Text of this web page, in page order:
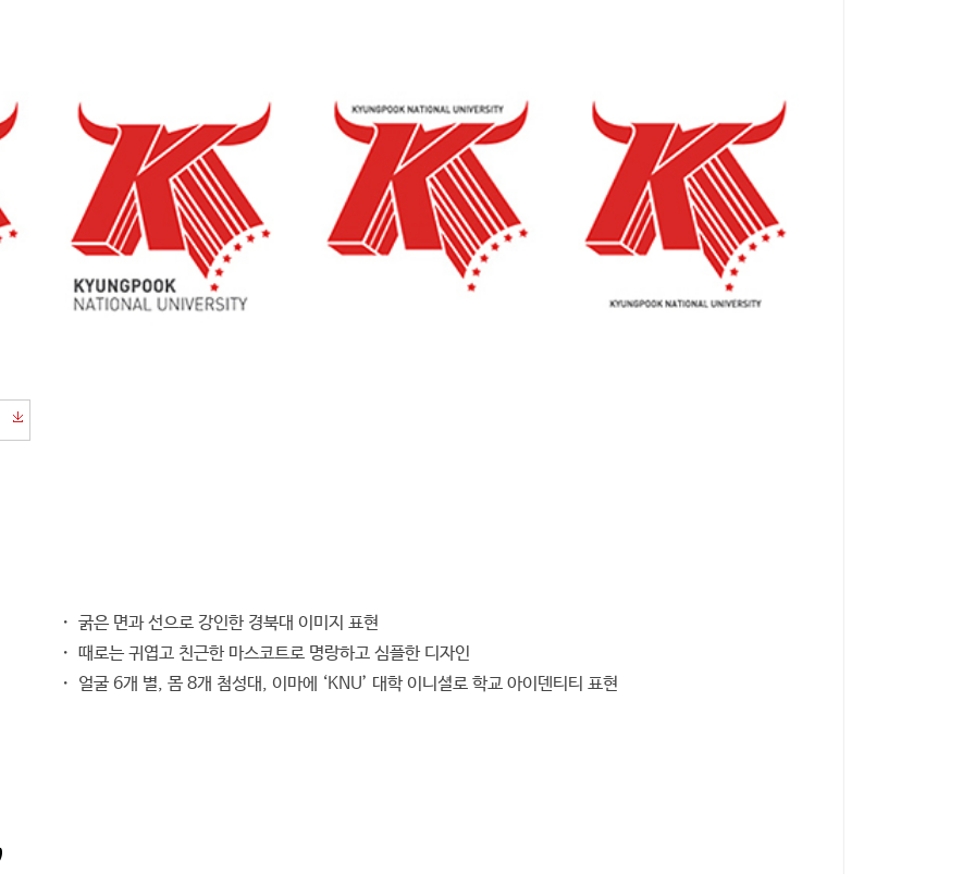
・ 굵은 면과 선으로 강인한 경북대 이미지 표현
・ 때로는 귀엽고 친근한 마스코트로 명랑하고 심플한 디자인
・ 얼굴 6개 별, 몸 8개 첨성대, 이마에 ‘KNU’ 대학 이니셜로 학교 아이덴티티 표현